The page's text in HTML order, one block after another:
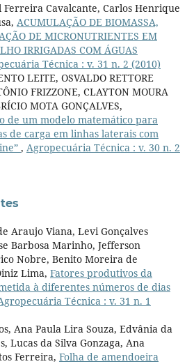
Cavalcante, Carlos Henrique
ACUMULAÇÃO DE BIOMASSA,
DE MICRONUTRIENTES EM
IRRIGADAS COM ÁGUAS
Técnica : v. 31 n. 2 (2010)
LEITE, OSVALDO RETTORE
FRIZZONE, CLAYTON MOURA
MOTA GONÇALVES,
de um modelo matemático para
de carga em linhas laterais com
, Agropecuária Técnica : v. 30 n. 2
Araujo Viana, Levi Gonçalves
Barbosa Marinho, Jefferson
Nobre, Benito Moreira de
Lima, Fatores produtivos da
à diferentes números de dias
Técnica : v. 31 n. 1
Ana Paula Lira Souza, Edvânia da
Lucas da Silva Gonzaga, Ana
Ferreira, Folha de amendoeira